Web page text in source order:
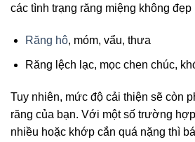
các tình trạng răng miệng không đẹp
Răng hô, móm, vẩu, thưa
Răng lệch lạc, mọc chen chúc,
Tuy nhiên, mức độ cải thiện sẽ còn
răng của bạn. Với một số trường
nhiều hoặc khớp cắn quá nặng thì